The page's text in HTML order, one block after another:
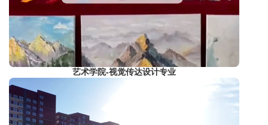
艺术学院-视觉传达设计专业